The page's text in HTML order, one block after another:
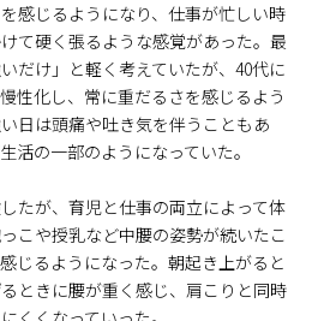
感じるようになり、仕事が忙しい時
て硬く張るような感覚があった。最
だけ」と軽く考えていたが、40代に
性化し、常に重だるさを感じるよう
日は頭痛や吐き気を伴うこともあ
活の一部のようになっていた。
たが、育児と仕事の両立によって体
こや授乳など中腰の姿勢が続いたこ
じるようになった。朝起き上がると
ときに腰が重く感じ、肩こりと同時